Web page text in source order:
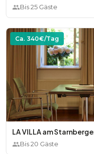
Bis25 Gäste
Ca. 340€/Tag
LA VILLA am
Bis20 Gäste